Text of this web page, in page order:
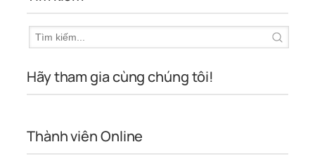
Hãy tham gia cùng chúng tôi!
Thành viên Online